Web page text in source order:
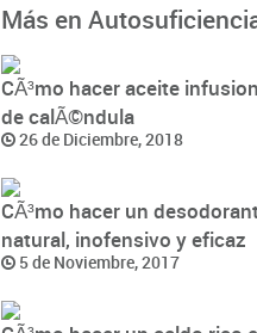
Más en
CÃ³mo hacer aceite
de calÃ©ndula
26 de Diciembre, 2018
CÃ³mo hacer un
natural, inofensivo y eficaz
5 de Noviembre, 2017